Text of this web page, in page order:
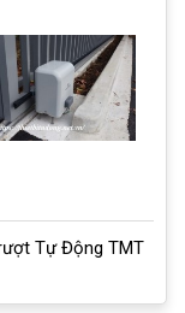
Tự Động TMT